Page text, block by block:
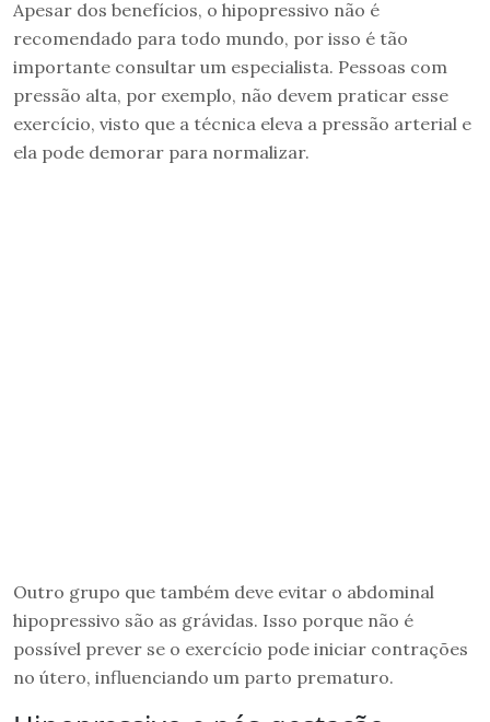
Apesar dos benefícios, o hipopressivo não é
recomendado para todo mundo, por isso é tão
importante consultar um especialista. Pessoas com
pressão alta, por exemplo, não devem praticar esse
exercício, visto que a técnica eleva a pressão arterial e
ela pode demorar para normalizar.
Outro grupo que também deve evitar o abdominal
hipopressivo são as grávidas. Isso porque não é
possível prever se o exercício pode iniciar contrações
no útero, influenciando um parto prematuro.